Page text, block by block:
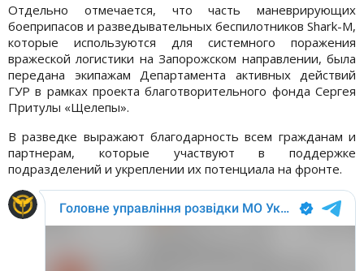
Отдельно отмечается, что часть маневрирующих
боеприпасов и разведывательных беспилотников Shark-M,
которые используются для системного поражения
вражеской логистики на Запорожском направлении, была
передана экипажам Департамента активных действий
ГУР в рамках проекта благотворительного фонда Сергея
Притулы «Щелепы».
В разведке выражают благодарность всем гражданам и
партнерам, которые участвуют в поддержке
подразделений и укреплении их потенциала на фронте.